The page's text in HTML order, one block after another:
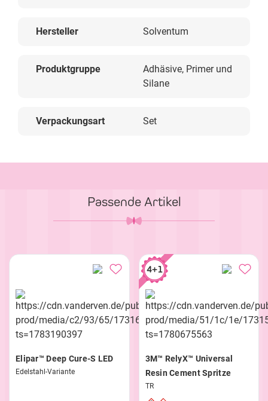
Hersteller Solventum
Produktgruppe
Adhäsive, Primer und
Silane
Verpackungsart Set
Passende Artikel
Elipar™ Deep Cure-S LED
Edelstahl-Variante
4+1
3M™ RelyX™ Universal
Resin Cement Spritze
TR